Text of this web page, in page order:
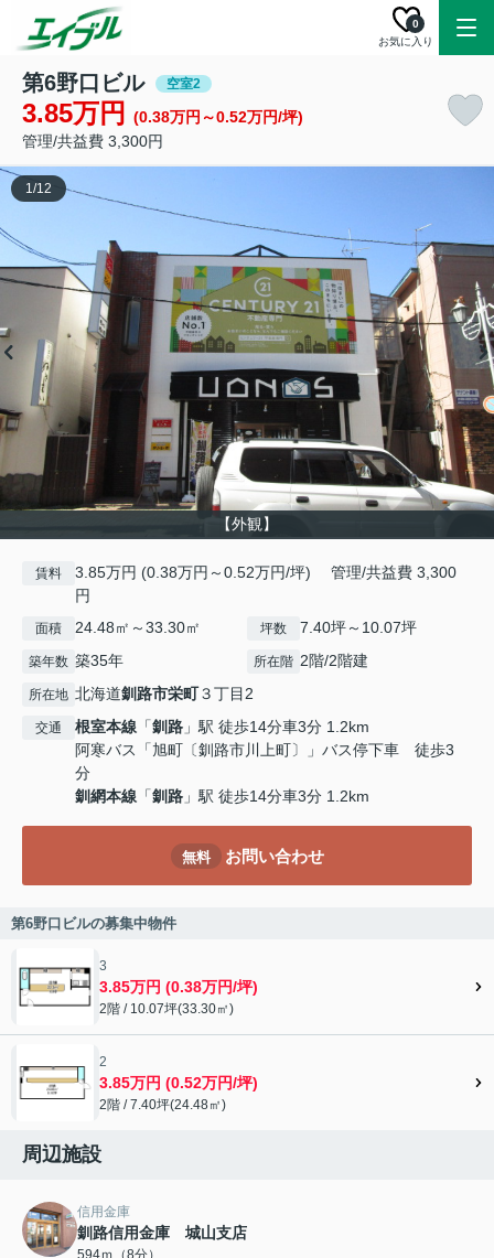
お気に入り
0
第6野口ビル 空室2
3.85万円
(0.38万円～0.52万円/坪)
管理/共益費 3,300円
【外観】
1/12
賃料
3.85万円 (0.38万円～0.52万円/坪) 管理/共益費 3,300
円
面積 24.48㎡～33.30㎡ 坪数 7.40坪～10.07坪
築年数 築35年 所在階 2階/2階建
所在地 北海道釧路市栄町３丁目2
交通 根室本線 「釧路 」駅 徒歩14分車3分 1.2km
阿寒バス「旭町〔釧路市川上町〕」バス停下車 徒歩3
分
釧網本線 「釧路 」駅 徒歩14分車3分 1.2km
無料 お問い合わせ
第6野口ビルの募集中物件
3
3.85万円 (0.38万円/坪)
2階 / 10.07坪(33.30㎡)
2
3.85万円 (0.52万円/坪)
2階 / 7.40坪(24.48㎡)
周辺施設
信用金庫
釧路信用金庫 城山支店